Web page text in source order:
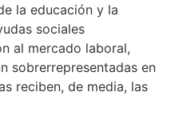
la educación y la
sociales
al mercado laboral,
sobrerrepresentadas en
reciben, de media, las